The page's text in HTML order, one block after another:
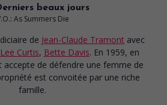
beaux jours
As Summers Die
de Jean-Claude Tramont avec
Curtis, Bette Davis. En 1959, en
accepte de défendre une femme de
est convoitée par une riche
famille.